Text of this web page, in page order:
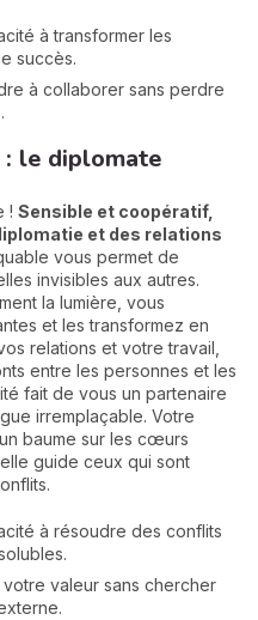
à transformer les
succès.
à collaborer sans perdre
: le diplomate
! Sensible et coopératif,
et des relations
vous permet de
invisibles aux autres.
la lumière, vous
et les transformez en
relations et votre travail,
entre les personnes et les
fait de vous un partenaire
irremplaçable. Votre
baume sur les cœurs
guide ceux qui sont
à résoudre des conflits
valeur sans chercher